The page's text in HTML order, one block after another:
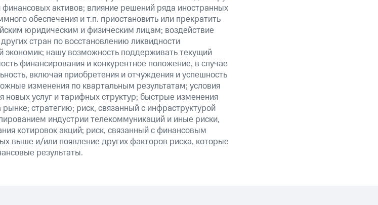
активов; влияние решений ряда иностранных
обеспечения и т.п. приостановить или прекратить
юридическим и физическим лицам; воздействие
стран по восстановлению ликвидности
нашу возможность поддерживать текущий
финансирования и конкурентное положение, в случае
включая приобретения и отчуждения и успешность
изменения по квартальным результатам; условия
новых услуг и тарифных структур; быстрые изменения
стратегию; риск, связанный с инфраструктурой
индустрии телекоммуникаций и иные риски,
котировок акций; риск, связанный с финансовым
выше и/или появление других факторов риска, которые
результаты.